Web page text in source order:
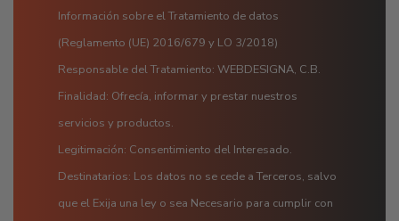
Información sobre el Tratamiento de datos
(Reglamento (UE) 2016/679 y LO 3/2018)
Responsable del Tratamiento: WEBDESIGNA, C.B.
Finalidad: Ofrecía, informar y prestar nuestros
servicios y productos.
Legitimación: Consentimiento del Interesado.
Destinatarios: Los datos no se cede a Terceros, salvo
que el Exija una ley o sea Necesario para cumplir con